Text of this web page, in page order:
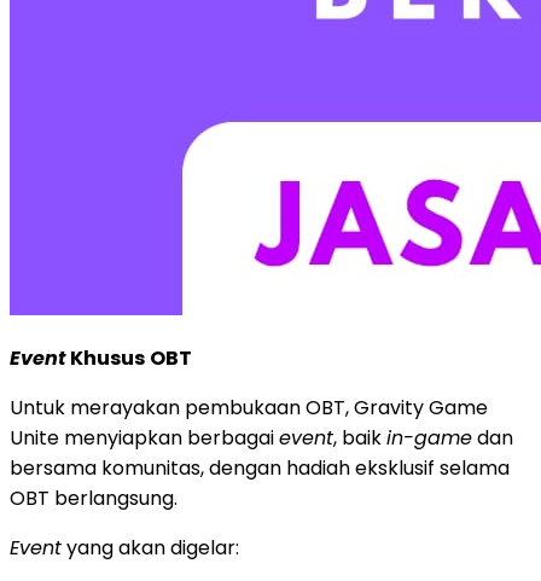
EventKhusus OBT
Untuk merayakan pembukaan OBT, Gravity Game
Unite menyiapkan berbagaievent, baikin-gamedan
bersama komunitas, dengan hadiah eksklusif selama
OBT berlangsung.
Eventyang akan digelar: